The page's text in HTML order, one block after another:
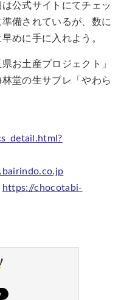
公式サイトにてチェッ
備されているが、数に
めに手に入れよう。
お土産プロジェクト」
堂の生サブレ「やわら
https://chocotabi-